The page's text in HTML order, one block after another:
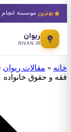
بهترین موسسه انجام
ریوان
RIVAN.IR
خانه » مقالات ریوان
فقه و حقوق خانواده